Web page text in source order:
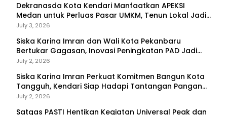
Dekranasda Kota Kendari Manfaatkan APEKSI
Medan untuk Perluas Pasar UMKM, Tenun Lokal Jadi
Primadona
July 3, 2026
Siska Karina Imran dan Wali Kota Pekanbaru
Bertukar Gagasan, Inovasi Peningkatan PAD Jadi
Fokus Diskusi
July 2, 2026
Siska Karina Imran Perkuat Komitmen Bangun Kota
Tangguh, Kendari Siap Hadapi Tantangan Pangan
dan Bencana
July 2, 2026
Satgas PASTI Hentikan Kegiatan Universal Peak dan